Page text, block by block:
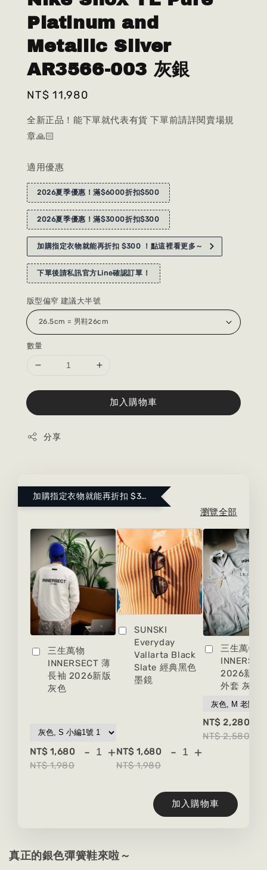
Platinum and
Metallic Silver
AR3566-003 灰銀
Regular
NT$ 11,980
全新正品！能下單就代表有貨 下單前請詳閱賣場規
章🙏🏻
適用優惠
2026夏季優惠！滿$6000折扣$500
2026夏季優惠！滿$3000折扣$300
加購指定衣物就能再折扣 $300 ！點這裡看更多～
下單後請私訊官方Line確認訂單！
版型偏窄 建議大半號
數量
加入購物車
分享
加購指定衣物就能再折扣 $300 ！點這裡看更多～
瀏覽全部
三生萬物
INNERSECT 薄
長袖 2026新版
灰色
NT$ 1,680
NT$ 1,980
- +
SUNSKI
Everyday
Vallarta Black
Slate 經典黑色
墨鏡
NT$ 1,680
NT$ 1,980
- +
三生萬物
2026新版
外套 灰色
NT$ 2,280
NT$ 2,580
加入購物車
真正的銀色彈簧鞋來啦～